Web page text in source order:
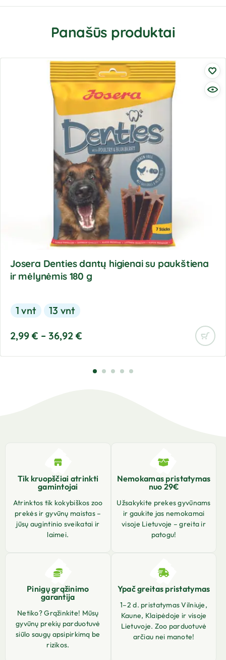
Panašūs produktai
Josera Denties dantų higienai su paukštiena
ir mėlynėmis 180 g
1 vnt
13 vnt
2,99 € – 36,92€
Tik kruopščiai atrinkti
gamintojai
Atrinktos tik kokybiškos zoo
prekės ir gyvūnų maistas –
jūsų augintinio sveikatai ir
laimei.
Nemokamas pristatymas
nuo 29€
Užsakykite prekes gyvūnams
ir gaukite jas nemokamai
visoje Lietuvoje – greita ir
patogu!
Pinigų grąžinimo
garantija
Netiko? Grąžinkite! Mūsų
gyvūnų prekių parduotuvė
siūlo saugų apsipirkimą be
rizikos.
Ypač greitas pristatymas
1–2 d. pristatymas Vilniuje,
Kaune, Klaipėdoje ir visoje
Lietuvoje. Zoo parduotuvė
arčiau nei manote!